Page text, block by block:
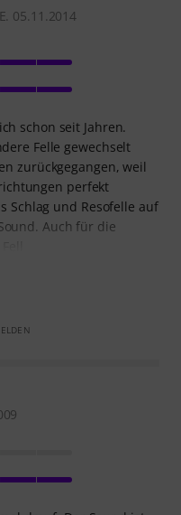
05.11.2014
schon seit Jahren.
Felle gewechselt
zurückgegangen, weil
perfekt
Schlag und Resofelle auf
Auch für die